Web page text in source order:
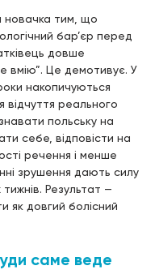
новачка тим, що
бар’єр перед
довше
вмію”. Це демотивує. У
накопичуються
відчуття реального
польську на
себе, відповісти на
речення і менше
зрушення дають силу
Результат —
як довгий болісний
саме веде